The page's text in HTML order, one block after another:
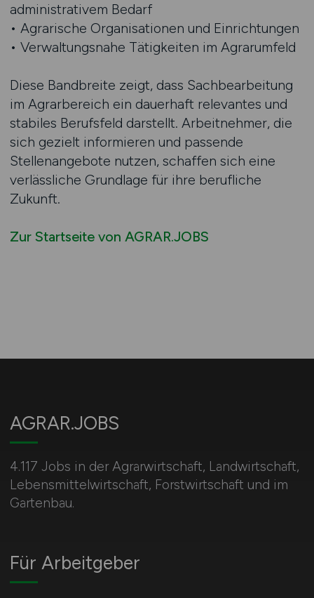
administrativem Bedarf
• Agrarische Organisationen und Einrichtungen
• Verwaltungsnahe Tätigkeiten im Agrarumfeld
Diese Bandbreite zeigt, dass Sachbearbeitung
im Agrarbereich ein dauerhaft relevantes und
stabiles Berufsfeld darstellt. Arbeitnehmer, die
sich gezielt informieren und passende
Stellenangebote nutzen, schaffen sich eine
verlässliche Grundlage für ihre berufliche
Zukunft.
Zur Startseite von AGRAR.JOBS
AGRAR.JOBS
4.117 Jobs in der Agrarwirtschaft, Landwirtschaft,
Lebensmittelwirtschaft, Forstwirtschaft und im
Gartenbau.
Für Arbeitgeber